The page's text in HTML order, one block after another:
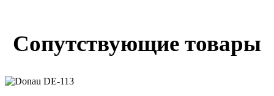
Сопутствующие товары